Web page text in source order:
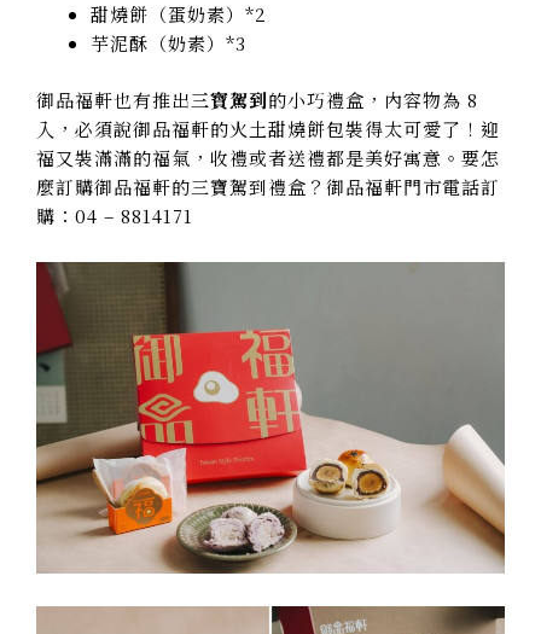
甜燒餅（蛋奶素）*2
芋泥酥（奶素）*3
御品福軒也有推出三寶駕到的小巧禮盒，內容物為 8
入，必須說御品福軒的火土甜燒餅包裝得太可愛了！迎
福又裝滿滿的福氣，收禮或者送禮都是美好寓意。要怎
麼訂購御品福軒的三寶駕到禮盒？御品福軒門市電話訂
購：04 – 8814171